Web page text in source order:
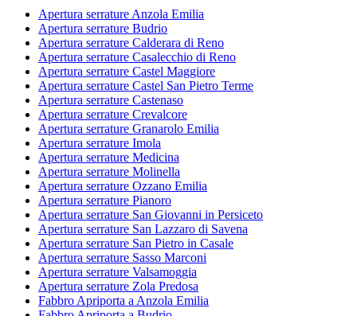
Apertura serrature Anzola Emilia
Apertura serrature Budrio
Apertura serrature Calderara di Reno
Apertura serrature Casalecchio di Reno
Apertura serrature Castel Maggiore
Apertura serrature Castel San Pietro Terme
Apertura serrature Castenaso
Apertura serrature Crevalcore
Apertura serrature Granarolo Emilia
Apertura serrature Imola
Apertura serrature Medicina
Apertura serrature Molinella
Apertura serrature Ozzano Emilia
Apertura serrature Pianoro
Apertura serrature San Giovanni in Persiceto
Apertura serrature San Lazzaro di Savena
Apertura serrature San Pietro in Casale
Apertura serrature Sasso Marconi
Apertura serrature Valsamoggia
Apertura serrature Zola Predosa
Fabbro Apriporta a Anzola Emilia